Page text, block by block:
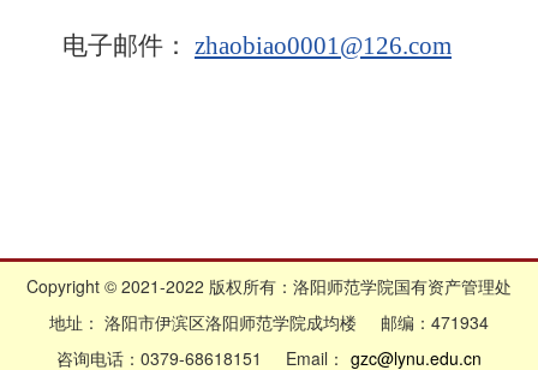
电子邮件： zhaobiao0001@126.com
Copyright © 2021-2022 版权所有：洛阳师范学院国有资产管理处
地址： 洛阳市伊滨区洛阳师范学院成均楼 邮编：471934
咨询电话：0379-68618151 Email： gzc@lynu.edu.cn